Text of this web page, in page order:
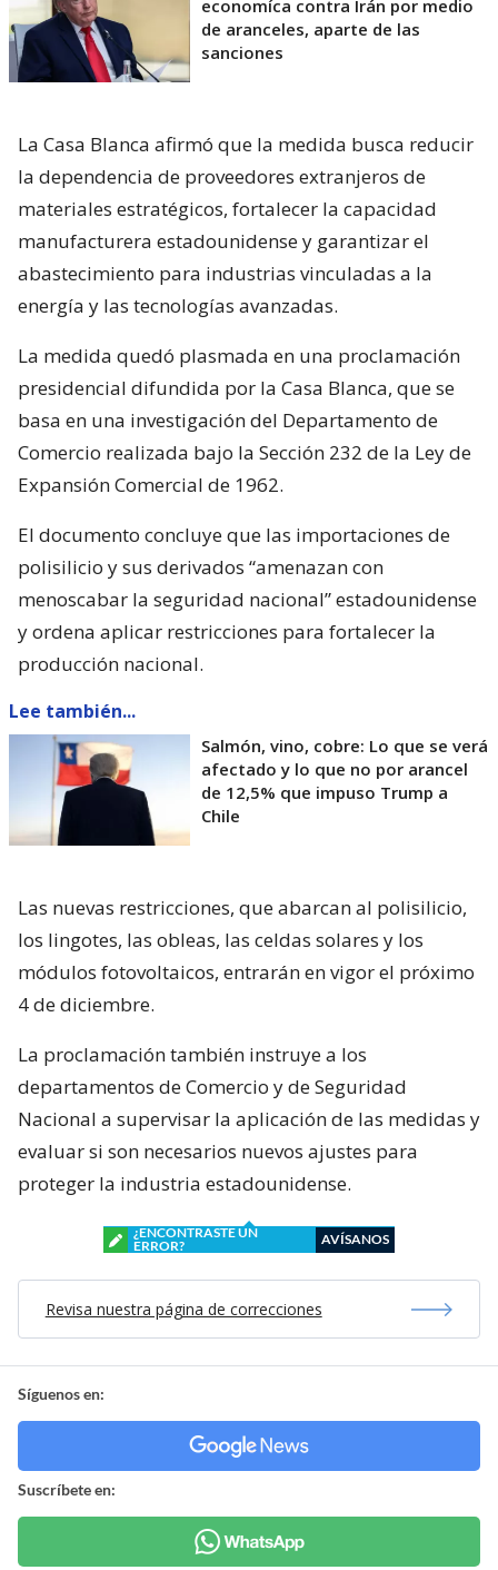
economíca contra Irán por medio
de aranceles, aparte de las
sanciones
La Casa Blanca afirmó que la medida busca reducir
la dependencia de proveedores extranjeros de
materiales estratégicos, fortalecer la capacidad
manufacturera estadounidense y garantizar el
abastecimiento para industrias vinculadas a la
energía y las tecnologías avanzadas.
La medida quedó plasmada en una proclamación
presidencial difundida por la Casa Blanca, que se
basa en una investigación del Departamento de
Comercio realizada bajo la Sección 232 de la Ley de
Expansión Comercial de 1962.
El documento concluye que las importaciones de
polisilicio y sus derivados “amenazan con
menoscabar la seguridad nacional” estadounidense
y ordena aplicar restricciones para fortalecer la
producción nacional.
Lee también...
Salmón, vino, cobre: Lo que se verá
afectado y lo que no por arancel
de 12,5% que impuso Trump a
Chile
Las nuevas restricciones, que abarcan al polisilicio,
los lingotes, las obleas, las celdas solares y los
módulos fotovoltaicos, entrarán en vigor el próximo
4 de diciembre.
La proclamación también instruye a los
departamentos de Comercio y de Seguridad
Nacional a supervisar la aplicación de las medidas y
evaluar si son necesarios nuevos ajustes para
proteger la industria estadounidense.
¿ENCONTRASTE UN
ERROR?
AVÍSANOS
Revisa nuestra página de correcciones
Síguenos en:
Suscríbete en: